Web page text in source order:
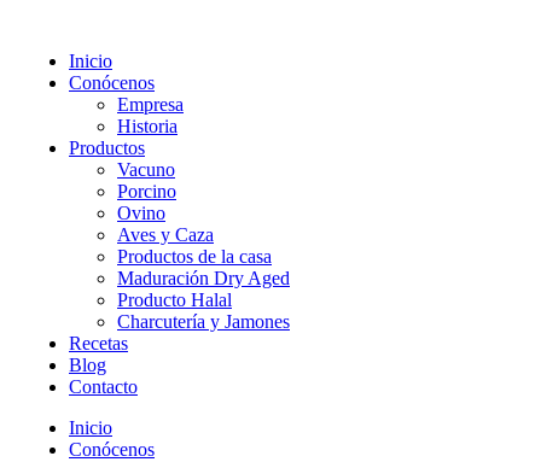
Inicio
Conócenos
Empresa
Historia
Productos
Vacuno
Porcino
Ovino
Aves y Caza
Productos de la casa
Maduración Dry Aged
Producto Halal
Charcutería y Jamones
Recetas
Blog
Contacto
Inicio
Conócenos